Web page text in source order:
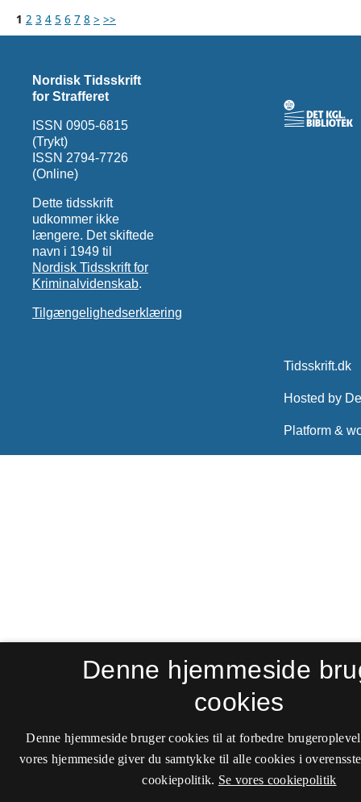
1 2 3 4 5 6 7 8 > >>
Nordisk Tidsskrift
for Strafferet
ISSN 0905-6815
(Trykt)
ISSN 2794-7726
(Online)
Dette tidsskrift
udkommer ikke
længere. Det skiftede
navn i 1949 til
Nordisk Tidsskrift for
Kriminalvidenskab.
Tilgængelighedserklæring
Denne hjemmeside
cookies
Denne hjemmeside bruger cookies til at forbedre
vores hjemmeside giver du samtykke til alle cookies i
cookiepolitik. Se vores cookiepolitik